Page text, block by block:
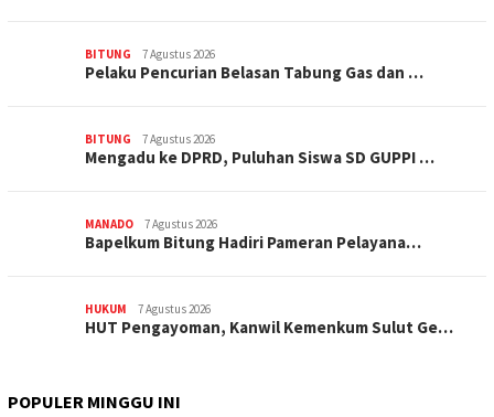
BITUNG 7 Agustus 2026
Pelaku Pencurian Belasan Tabung Gas dan …
BITUNG 7 Agustus 2026
Mengadu ke DPRD, Puluhan Siswa SD GUPPI …
MANADO 7 Agustus 2026
‎Bapelkum Bitung Hadiri Pameran Pelayana…
HUKUM 7 Agustus 2026
HUT Pengayoman, Kanwil Kemenkum Sulut Ge…
POPULER MINGGU INI